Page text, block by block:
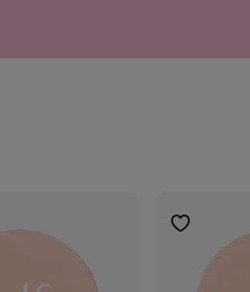
toevoegen